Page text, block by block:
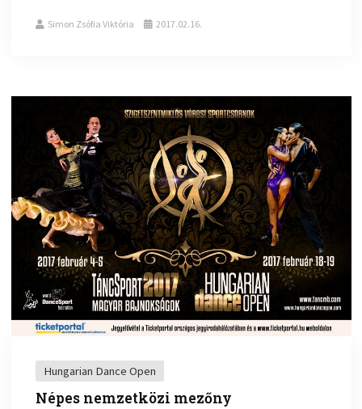
Simon Zsófia Viktória 2017.02.16.
Hungarian Dance Open
Népes nemzetközi mezőny